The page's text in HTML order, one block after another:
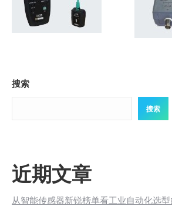
搜索
搜索
近期文章
从智能传感器新锐榜单看工业自动化选